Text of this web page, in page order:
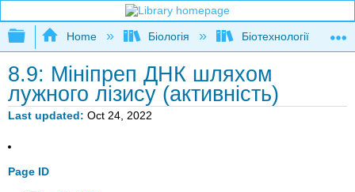
Expand/collapse global hierarchy
Home Біологія Біотехнології
8.9: Мініпреп ДНК шляхом
лужного лізису (активність)
Last updated Oct 24, 2022
Page ID